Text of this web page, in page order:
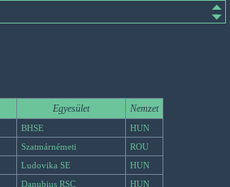
Egyesület Nemzet
BHSE
HUN
Szatmárnémeti
ROU
Ludovika SE
HUN
Danubius RSC
HUN